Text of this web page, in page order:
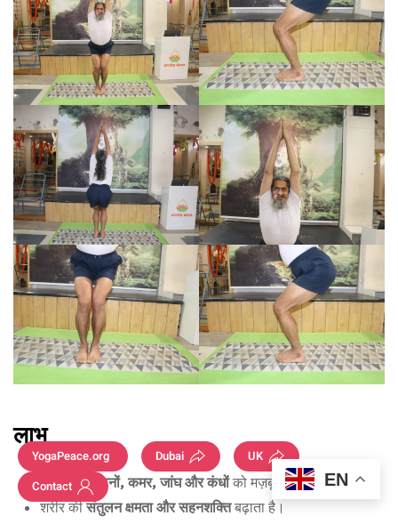
लाभ
पिंडलियों, घुटनों, कमर, जांघ और कंधोंको मज़बूत बनाता है।
शरीर कीसंतुलन क्षमता और सहनशक्तिबढ़ाता है।
YogaPeace.org Dubai
UK
Contact
EN